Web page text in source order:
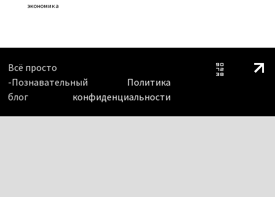
экономика
Всё просто
-Познавательный
блог
Политика
конфиденциальности